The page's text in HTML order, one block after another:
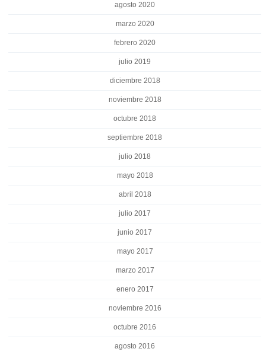
agosto 2020
marzo 2020
febrero 2020
julio 2019
diciembre 2018
noviembre 2018
octubre 2018
septiembre 2018
julio 2018
mayo 2018
abril 2018
julio 2017
junio 2017
mayo 2017
marzo 2017
enero 2017
noviembre 2016
octubre 2016
agosto 2016